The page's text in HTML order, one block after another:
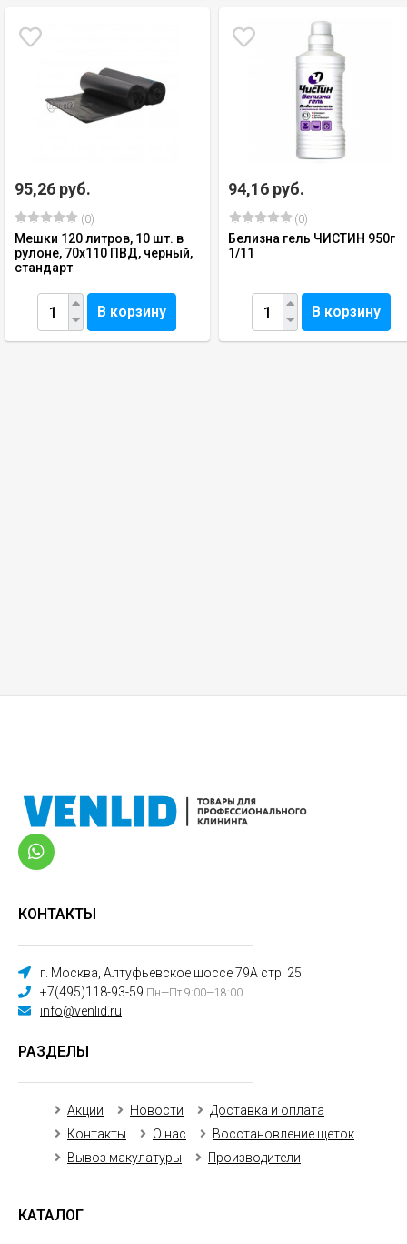
95,26 руб.
(0)
Мешки 120 литров, 10 шт. в
рулоне, 70х110 ПВД, черный,
стандарт
В корзину
94,16 руб.
(0)
Белизна гель ЧИСТИН 950г
1/11
В корзину
КОНТАКТЫ
г. Москва, Алтуфьевское шоссе 79А стр. 25
+7(495)118-93-59 Пн—Пт 9:00—18:00
info@venlid.ru
РАЗДЕЛЫ
Акции Новости
Доставка и оплата
Контакты
О нас
Восстановление щеток
Вывоз макулатуры
Производители
КАТАЛОГ